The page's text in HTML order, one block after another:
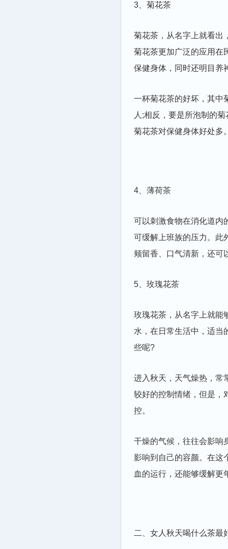
3、菊花茶
菊花茶，从名字上就看出
菊花茶更加广泛的应用在
保健身体，同时还明目养
一杯菊花茶的好坏，其中
人;相反，要是所泡制的
菊花茶对保健身体好处多
4、薄荷茶
可以刺激食物在消化道内
可缓解上班族的压力。此
颊留香、口气清新，还可
5、玫瑰花茶
玫瑰花茶，从名字上就能
水，在日常生活中，适当
些呢?
进入秋天，天气燥热，常
较好的控制情绪，但是，
控。
干燥的气候，往往会影响
影响到自己的容颜。在这
血的运行，还能够缓解更
二、女人秋天喝什么茶最